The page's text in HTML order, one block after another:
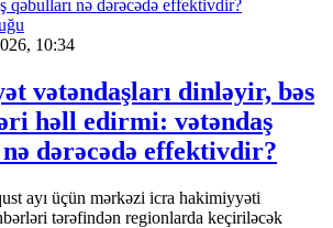
10:34
vətəndaşları dinləyir, bəs
həll edirmi: vətəndaş
dərəcədə effektivdir?
ayı üçün mərkəzi icra hakimiyyəti
tərəfindən regionlarda keçiriləcək